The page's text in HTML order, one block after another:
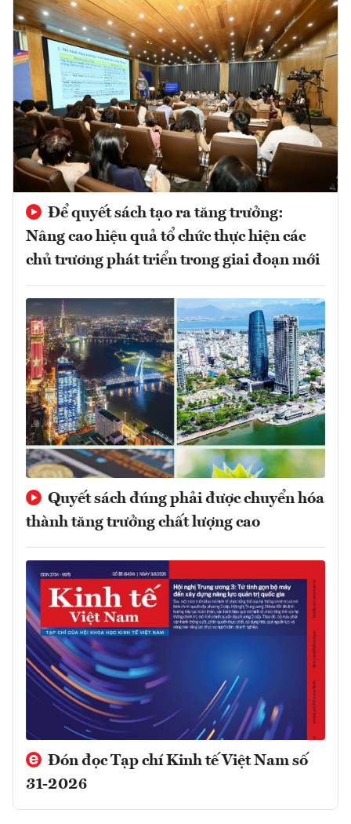
Để quyết sách tạo ra tăng trưởng:
Nâng cao hiệu quả tổ chức thực hiện các
chủ trương phát triển trong giai đoạn mới
Quyết sách đúng phải được chuyển hóa
thành tăng trưởng chất lượng cao
Đón đọc Tạp chí Kinh tế Việt Nam số
31-2026